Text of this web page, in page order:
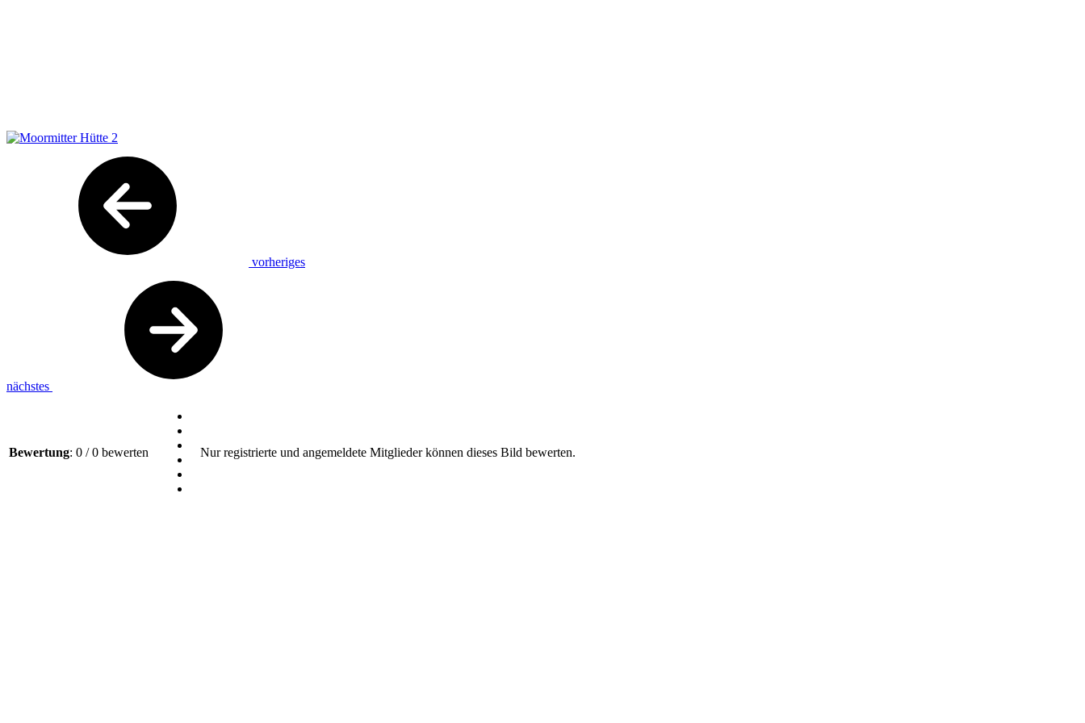
vorheriges
nächstes
Bewertung: 0 / 0 bewerten Nur registrierte und angemeldete Mitglieder können dieses Bild bewerten.